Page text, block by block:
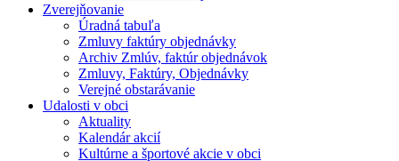
Zverejňovanie
Úradná tabuľa
Zmluvy faktúry objednávky
Archiv Zmlúv, faktúr objednávok
Zmluvy, Faktúry, Objednávky
Verejné obstarávanie
Udalosti v obci
Aktuality
Kalendár akcií
Kultúrne a športové akcie v obci